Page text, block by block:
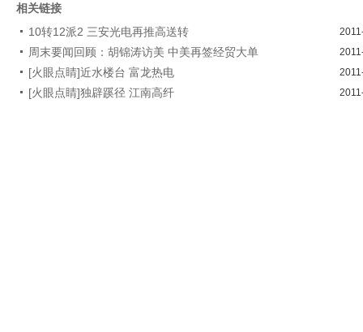
相关链接
10转12派2 三安光电再推高送转
周末要闻回顾：胡锦涛访美 中美再签经贸大单
[火眼点睛]近水楼台 富龙热电
[火眼点睛]独辟蹊径 江南高纤